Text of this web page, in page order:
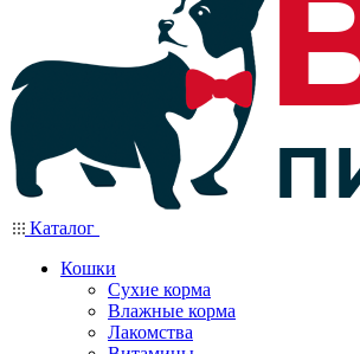
Каталог
Кошки
Сухие корма
Влажные корма
Лакомства